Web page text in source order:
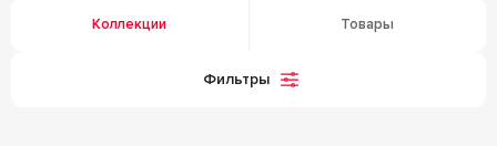
Коллекции Товары
Фильтры